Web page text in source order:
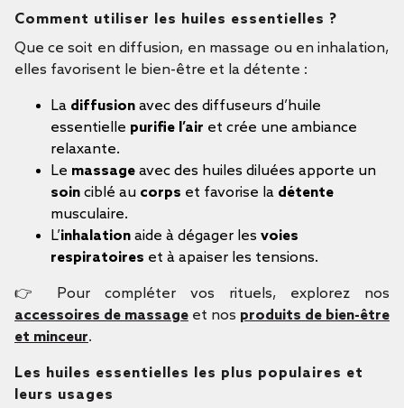
Comment utiliser les huiles essentielles ?
Que ce soit en diffusion, en massage ou en inhalation,
elles favorisent le bien-être et la détente :
La diffusion avec des diffuseurs d’huile
essentielle purifie l’air et crée une ambiance
relaxante.
Le massage avec des huiles diluées apporte un
soin ciblé au corps et favorise la détente
musculaire.
L’inhalation aide à dégager les voies
respiratoires et à apaiser les tensions.
👉 Pour compléter vos rituels, explorez nos
accessoires de massage et nos produits de bien-être
et minceur.
Les huiles essentielles les plus populaires et
leurs usages